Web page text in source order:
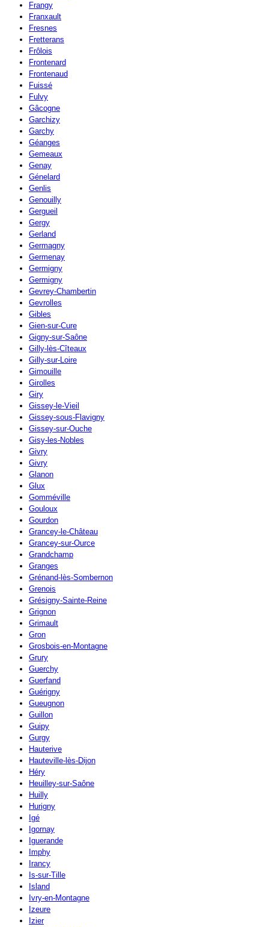
Frangy
Franxault
Fresnes
Fretterans
Frôlois
Frontenard
Frontenaud
Fuissé
Fulvy
Gâcogne
Garchizy
Garchy
Géanges
Gemeaux
Genay
Génelard
Genlis
Genouilly
Gergueil
Gergy
Gerland
Germagny
Germenay
Germigny
Germigny
Gevrey-Chambertin
Gevrolles
Gibles
Gien-sur-Cure
Gigny-sur-Saône
Gilly-lès-Cîteaux
Gilly-sur-Loire
Gimouille
Girolles
Giry
Gissey-le-Vieil
Gissey-sous-Flavigny
Gissey-sur-Ouche
Gisy-les-Nobles
Givry
Givry
Glanon
Glux
Gomméville
Gouloux
Gourdon
Grancey-le-Château
Grancey-sur-Ource
Grandchamp
Granges
Grénand-lès-Sombernon
Grenois
Grésigny-Sainte-Reine
Grignon
Grimault
Gron
Grosbois-en-Montagne
Grury
Guerchy
Guerfand
Guérigny
Gueugnon
Guillon
Guipy
Gurgy
Hauterive
Hauteville-lès-Dijon
Héry
Heuilley-sur-Saône
Huilly
Hurigny
Igé
Igornay
Iguerande
Imphy
Irancy
Is-sur-Tille
Island
Ivry-en-Montagne
Izeure
Izier